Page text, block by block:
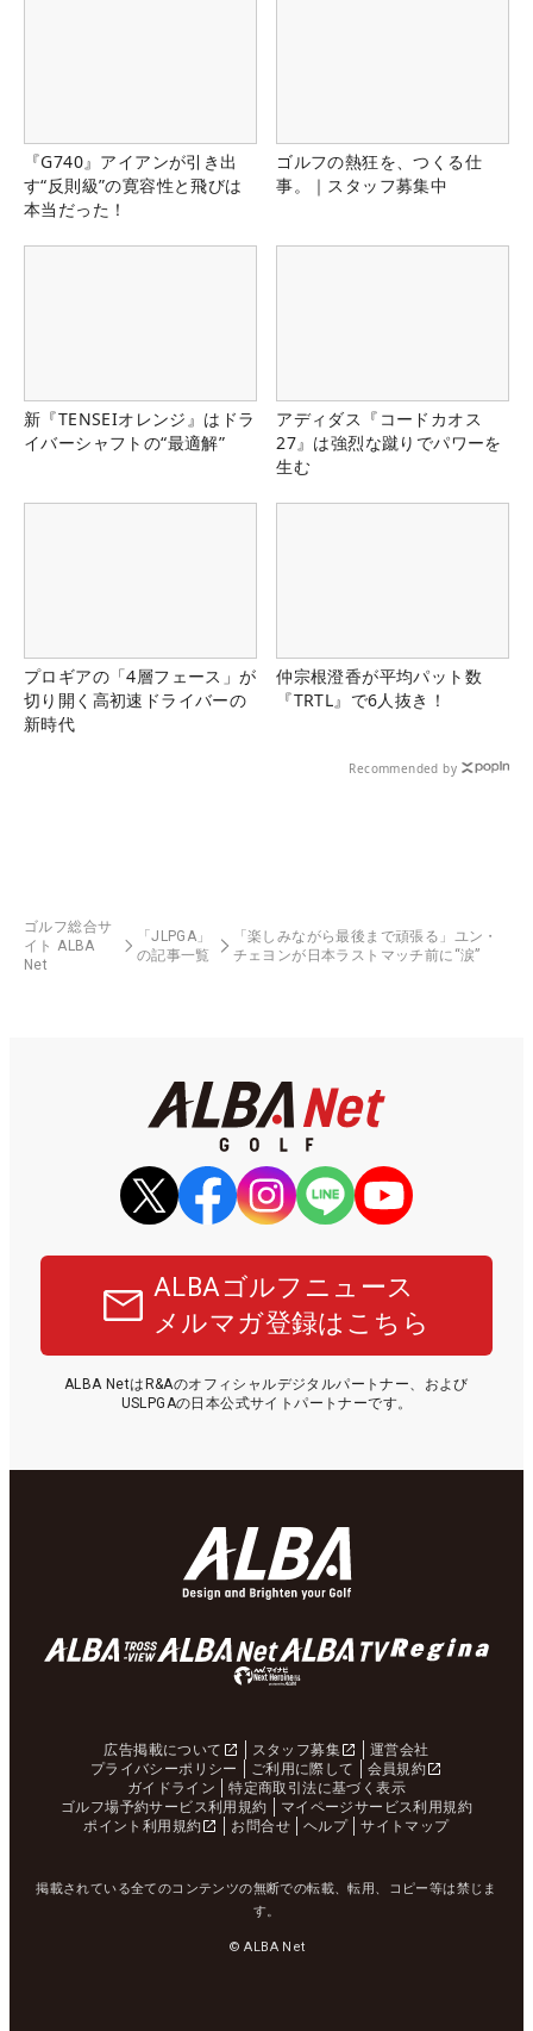
『G740』アイアンが引き出
す“反則級”の寛容性と飛びは
本当だった！
ゴルフの熱狂を、つくる仕
事。｜スタッフ募集中
新『TENSEIオレンジ』はドラ
イバーシャフトの“最適解”
アディダス『コードカオス
27』は強烈な蹴りでパワーを
生む
プロギアの「4層フェース」が
切り開く高初速ドライバーの
新時代
仲宗根澄香が平均パット数
『TRTL』で6人抜き！
Recommended by
ゴルフ総合サ
イト ALBA
Net
「JLPGA」
の記事一覧
「楽しみながら最後まで頑張る」ユン・
チェヨンが日本ラストマッチ前に“涙”
ALBAゴルフニュース
メルマガ登録はこちら
ALBA NetはR&Aのオフィシャルデジタルパートナー、および
USLPGAの日本公式サイトパートナーです。
広告掲載について スタッフ募集
運営会社
プライバシーポリシー
ご利用に際して
会員規約
ガイドライン
特定商取引法に基づく表示
ゴルフ場予約サービス利用規約
マイページサービス利用規約
ポイント利用規約
お問合せ ヘルプ サイトマップ
掲載されている全てのコンテンツの無断での転載、転用、コピー等は禁じま
す。
© ALBA Net